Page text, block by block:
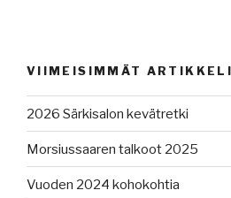
VIIMEISIMMÄT
2026 Särkisalon kevätretki
Morsiussaaren talkoot 2025
Vuoden 2024 kohokohtia